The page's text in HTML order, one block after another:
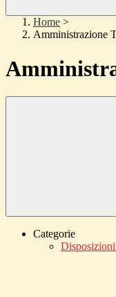
Home >
Amministrazione
Categorie